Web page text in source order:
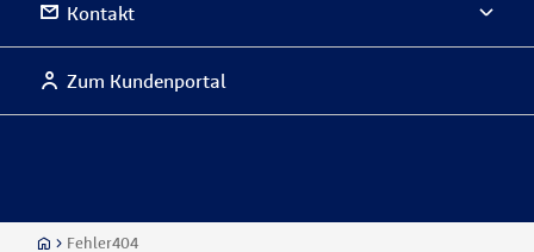
Kontakt
Zum Kundenportal
Fehler404